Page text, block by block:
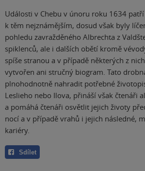
Události v Chebu v únoru roku 1634
k těm nejznámějším, dosud však byly
pohledu zavražděného Albrechta z
spiklenců, ale i dalších obětí kromě
spíše stranou a v případě některých z
vytvořen ani stručný biogram. Tato
plnohodnotně nahradit potřebné
Leslieho nebo Ilova, přináší však čtenáři
a pomáhá čtenáři osvětlit jejich životy
nocí a v případě vrahů i jejich následné,
kariéry.
Sdílet